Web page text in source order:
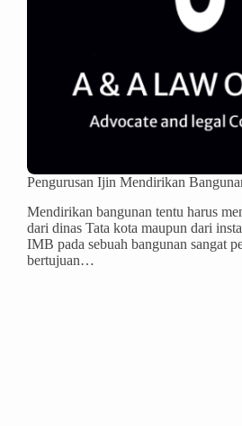
Pengurusan Ijin Mendirikan
Mendirikan bangunan tentu harus
dari dinas Tata kota maupun dari
IMB pada sebuah bangunan sangat
bertujuan…